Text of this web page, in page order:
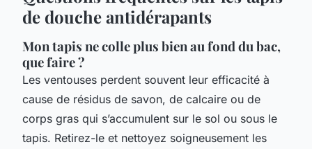
de douche antidérapants
Mon tapis ne colle plus bien au fond du bac,
que faire ?
Les ventouses perdent souvent leur efficacité à
cause de résidus de savon, de calcaire ou de
corps gras qui s’accumulent sur le sol ou sous le
tapis. Retirez-le et nettoyez soigneusement les